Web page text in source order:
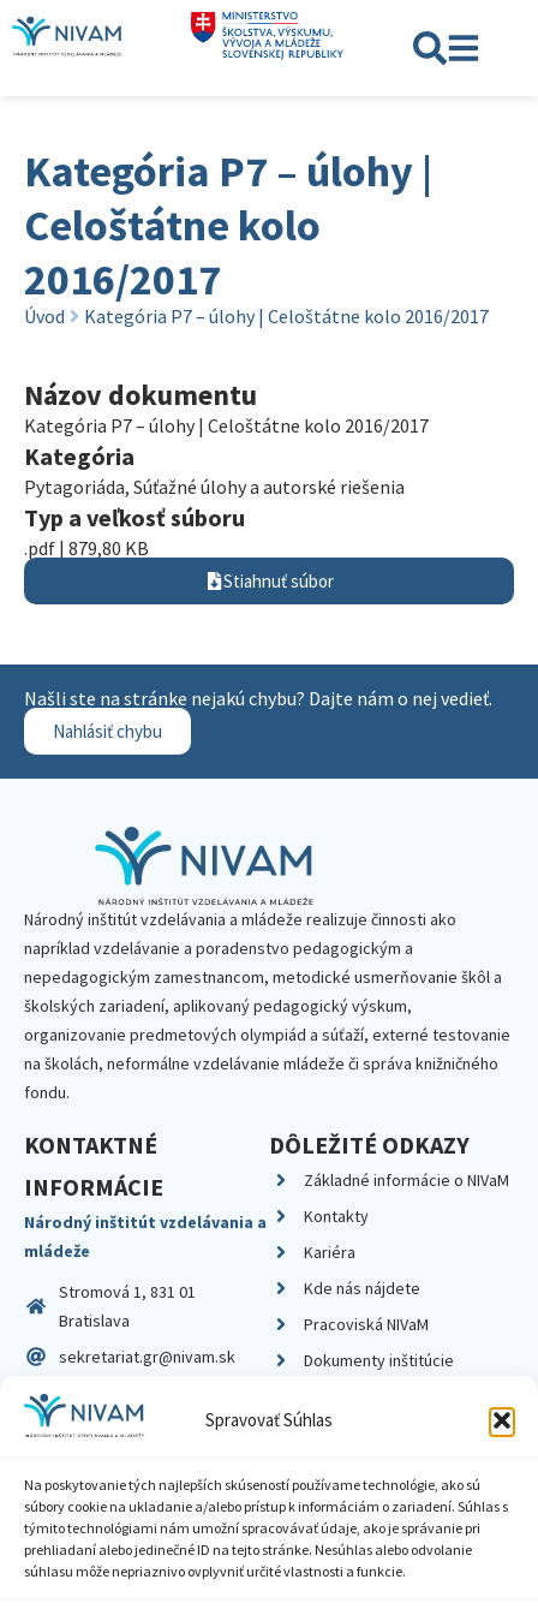
Spravovať Súhlas
Na poskytovanie tých najlepších skúseností používame technológie, ako sú
súbory cookie na ukladanie a/alebo prístup k informáciám o zariadení. Súhlas s
týmito technológiami nám umožní spracovávať údaje, ako je správanie pri
prehliadaní alebo jedinečné ID na tejto stránke. Nesúhlas alebo odvolanie
súhlasu môže nepriaznivo ovplyvniť určité vlastnosti a funkcie.
Kategória P7 – úlohy |
Celoštátne kolo
2016/2017
Úvod Kategória P7 – úlohy | Celoštátne kolo 2016/2017
Názov dokumentu
Kategória P7 – úlohy | Celoštátne kolo 2016/2017
Kategória
Pytagoriáda, Súťažné úlohy a autorské riešenia
Typ a veľkosť súboru
.pdf | 879,80 KB
Stiahnuť súbor
Našli ste na stránke nejakú chybu? Dajte nám o nej vedieť.
Nahlásiť chybu
Národný inštitút vzdelávania a mládeže realizuje činnosti ako
napríklad vzdelávanie a poradenstvo pedagogickým a
nepedagogickým zamestnancom, metodické usmerňovanie škôl a
školských zariadení, aplikovaný pedagogický výskum,
organizovanie predmetových olympiád a súťaží, externé testovanie
na školách, neformálne vzdelávanie mládeže či správa knižničného
fondu.
KONTAKTNÉ
INFORMÁCIE
Národný inštitút vzdelávania a
mládeže
Stromová 1, 831 01
Bratislava
sekretariat.gr@nivam.sk
IČO: 00164348
DIČ: 2020798714
DÔLEŽITÉ ODKAZY
Základné informácie o NIVaM
Kontakty
Kariéra
Kde nás nájdete
Pracoviská NIVaM
Dokumenty inštitúcie
Zásady ochrany súkromia